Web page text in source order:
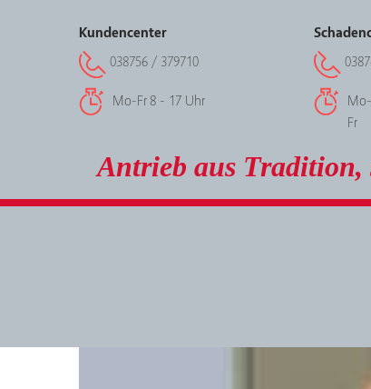
Kundencenter
038756 / 379710
Mo-Fr 8 - 17 Uhr
Fr
Antrieb aus Tradition,